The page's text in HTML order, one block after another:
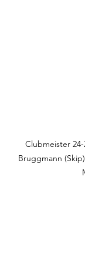
Clubmeister
Bruggmann